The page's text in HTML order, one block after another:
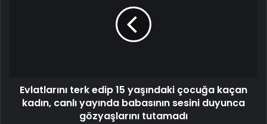
Evlatlarını terk edip 15 yaşındaki çocuğa kaçan
kadın, canlı yayında babasının sesini duyunca
gözyaşlarını tutamadı